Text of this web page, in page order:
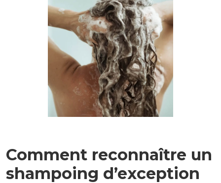
Comment reconnaître un
shampoing d’exception